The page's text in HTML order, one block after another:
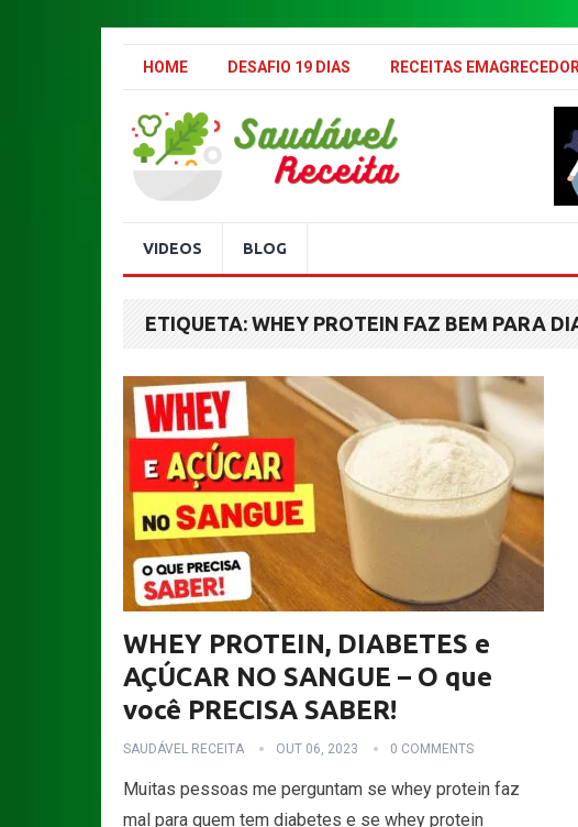
.
HOME DESAFIO 19 DIAS RECEITAS
VIDEOS BLOG
ETIQUETA: WHEY PROTEIN FAZ BEM PARA
WHEY PROTEIN, DIABETES e
AÇÚCAR NO SANGUE – O que
você PRECISA SABER!
SAUDÁVEL RECEITA OUT 06, 2023 0 COMMENTS
Muitas pessoas me perguntam se whey protein faz
mal para quem tem diabetes e se whey protein